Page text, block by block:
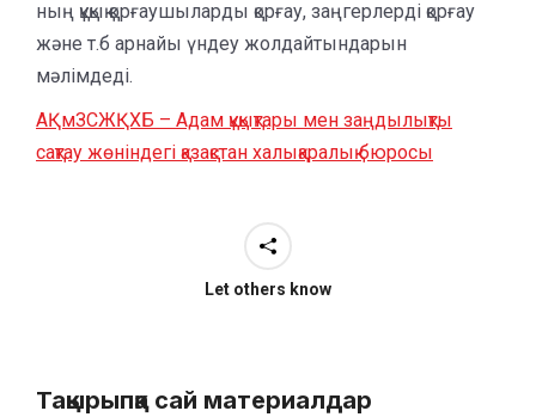
ның құқық қорғаушыларды қорғау, заңгерлерді қорғау
және т.б арнайы үндеу жолдайтындарын
мәлімдеді.
АҚмЗСЖҚХБ – Адам құқықтары мен заңдылықты
сақтау жөніндегі қазақстан халықаралық бюросы
Let others know
Тақырыпқа сай материалдар